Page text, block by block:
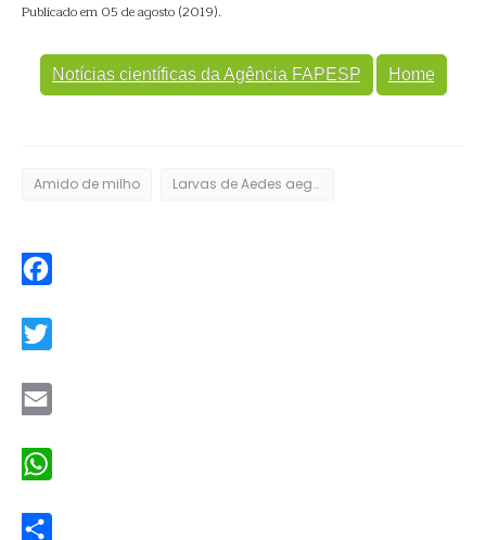
Publicado em 05 de agosto (2019).
Notícias científicas da Agência FAPESP Home
Amido de milho Larvas de Aedes aegypti